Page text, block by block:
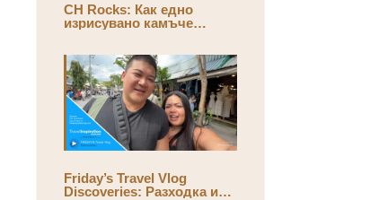
CH Rocks: Как едно
изрисувано камъче
Friday’s Travel Vlog
Discoveries: Разходка из